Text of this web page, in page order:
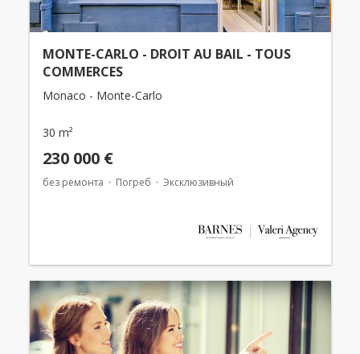
MONTE-CARLO - DROIT AU BAIL - TOUS
COMMERCES
Monaco - Monte-Carlo
30 m²
230 000 €
без ремонта Погреб Эксклюзивный